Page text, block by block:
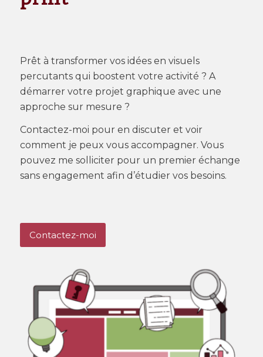
Prêt à transformer vos idées en visuels
percutants qui boostent votre activité ? A
démarrer votre projet graphique avec une
approche sur mesure ?
Contactez-moi pour en discuter et voir
comment je peux vous accompagner. Vous
pouvez me solliciter pour un premier échange
sans engagement afin d’étudier vos besoins.
Contactez-moi